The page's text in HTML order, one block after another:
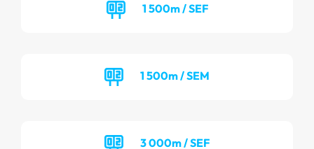
1 500m / SEF
1 500m / SEM
3 000m / SEF